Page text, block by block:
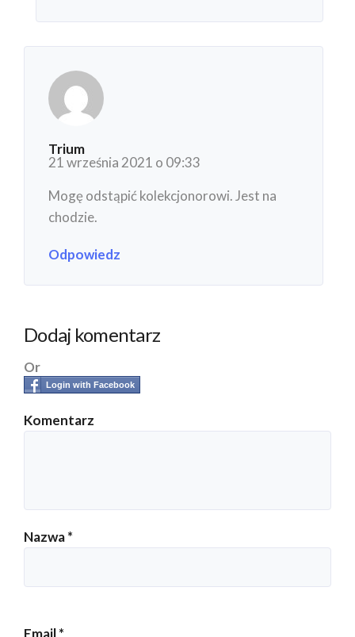
Trium
21 września 2021 o 09:33
Mogę odstąpić kolekcjonorowi. Jest na
chodzie.
Odpowiedz
Dodaj komentarz
Or
Login with Facebook
Komentarz
Nazwa*
Email*